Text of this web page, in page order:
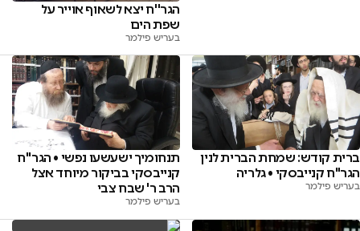
הגר''ח יצא לשאוף אוייר על
שפת הים
בעריש פילמר
ברית קודש: שמחת הברית לנין
הגר"ח קנייבסקי • גלריה
בעריש פילמר
תנחומיך ישעשעו נפשי • הגר''ח
קנייבסקי בביקור מיוחד אצל
הרב ר' שבח צבי
בעריש פילמר